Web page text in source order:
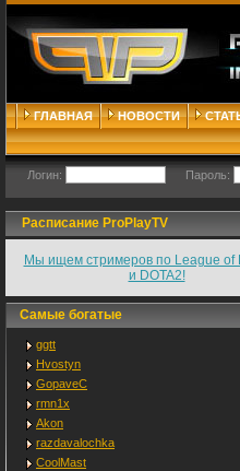
ГЛАВНАЯ НОВОСТИ
Логин: Пароль:
Расписание ProPlayTV
Мы ищем стримеров по League of
и DOTA2!
Самые богатые
ggtt
Hvostyn
GopaveC
rmn1x
Akon
razdavalochka
CoolMast